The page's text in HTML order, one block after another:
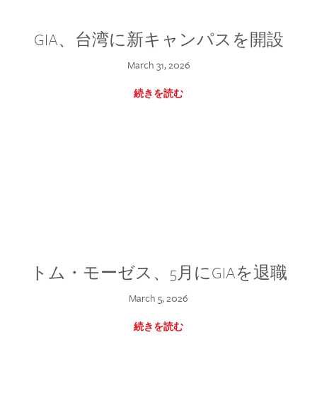
GIA、台湾に新キャンパスを開設
March 31, 2026
続きを読む
トム・モーゼス、5月にGIAを退職
March 5, 2026
続きを読む